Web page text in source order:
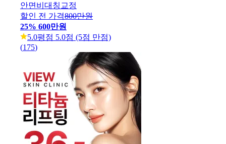
안면비대칭교정
할인 전 가격800만원
25% 600만원
5.0평점 5.0점 (5점 만점)
(175)